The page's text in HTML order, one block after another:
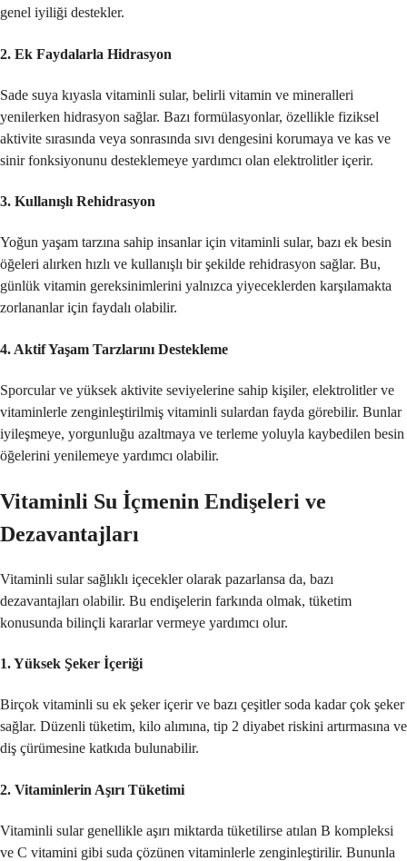
genel iyiliği destekler.
2. Ek Faydalarla Hidrasyon
Sade suya kıyasla vitaminli sular, belirli vitamin ve mineralleri
yenilerken hidrasyon sağlar. Bazı formülasyonlar, özellikle fiziksel
aktivite sırasında veya sonrasında sıvı dengesini korumaya ve kas ve
sinir fonksiyonunu desteklemeye yardımcı olan elektrolitler içerir.
3. Kullanışlı Rehidrasyon
Yoğun yaşam tarzına sahip insanlar için vitaminli sular, bazı ek besin
öğeleri alırken hızlı ve kullanışlı bir şekilde rehidrasyon sağlar. Bu,
günlük vitamin gereksinimlerini yalnızca yiyeceklerden karşılamakta
zorlananlar için faydalı olabilir.
4. Aktif Yaşam Tarzlarını Destekleme
Sporcular ve yüksek aktivite seviyelerine sahip kişiler, elektrolitler ve
vitaminlerle zenginleştirilmiş vitaminli sulardan fayda görebilir. Bunlar
iyileşmeye, yorgunluğu azaltmaya ve terleme yoluyla kaybedilen besin
öğelerini yenilemeye yardımcı olabilir.
Vitaminli Su İçmenin Endişeleri ve
Dezavantajları
Vitaminli sular sağlıklı içecekler olarak pazarlansa da, bazı
dezavantajları olabilir. Bu endişelerin farkında olmak, tüketim
konusunda bilinçli kararlar vermeye yardımcı olur.
1.Yüksek Şeker İçeriği
Birçok vitaminli su ek şeker içerir ve bazı çeşitler soda kadar çok şeker
sağlar. Düzenli tüketim, kilo alımına, tip 2 diyabet riskini artırmasına ve
diş çürümesine katkıda bulunabilir.
2. Vitaminlerin Aşırı Tüketimi
Vitaminli sular genellikle aşırı miktarda tüketilirse atılan B kompleksi
ve C vitamini gibi suda çözünen vitaminlerle zenginleştirilir. Bununla